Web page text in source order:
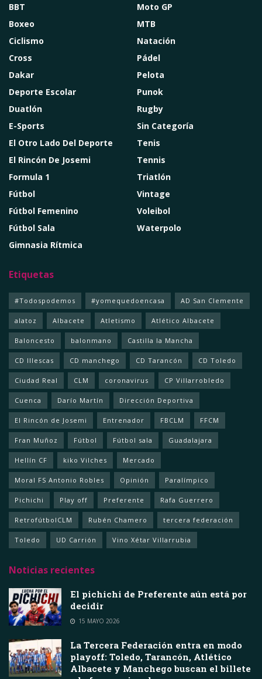
BBT
Boxeo
Ciclismo
Cross
Dakar
Deporte Escolar
Duatlón
E-Sports
El Otro Lado Del Deporte
El Rincón De Josemi
Formula 1
Fútbol
Fútbol Femenino
Fútbol Sala
Gimnasia Rítmica
Moto GP
MTB
Natación
Pádel
Pelota
Punok
Rugby
Sin Categoría
Tenis
Tennis
Triatlón
Vintage
Voleibol
Waterpolo
Etiquetas
#Todospodemos #yomequedoencasa AD San Clemente
alatoz Albacete Atletismo Atlético Albacete
Baloncesto balonmano Castilla la Mancha
CD Illescas CD manchego CD Tarancón CD Toledo
Ciudad Real CLM coronavirus CP Villarrobledo
Cuenca Darío Martín Dirección Deportiva
El Rincón de Josemi Entrenador FBCLM FFCM
Fran Muñoz Fútbol Fútbol sala Guadalajara
Hellín CF kiko Vilches Mercado
Moral FS Antonio Robles Opinión Paralímpico
Pichichi Play off Preferente Rafa Guerrero
RetrofútbolCLM Rubén Chamero tercera federación
Toledo UD Carrión Vino Xétar Villarrubia
Noticias recientes
El pichichi de Preferente aún está por
decidir
15 MAYO 2026
La Tercera Federación entra en modo
playoff: Toledo, Tarancón, Atlético
Albacete y Manchego buscan el billete